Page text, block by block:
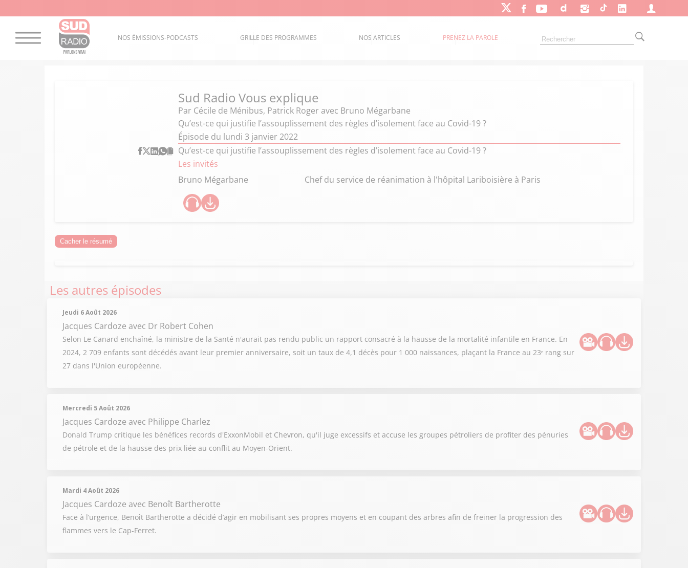
NOS ÉMISSIONS-PODCASTS GRILLE DES PROGRAMMES NOS ARTICLES PRENEZ LA PAROLE
Sud Radio Vous explique
Par Cécile de Ménibus, Patrick Roger avec Bruno Mégarbane
Qu’est-ce qui justifie l’assouplissement des règles d’isolement face au Covid-19 ?
Épisode du lundi 3 janvier 2022
Qu’est-ce qui justifie l’assouplissement des règles d’isolement face au Covid-19 ?
Les invités
Bruno Mégarbane
Chef du service de réanimation à l'hôpital Lariboisière à Paris
Cacher le résumé
Les autres épisodes
Jeudi 6 Août 2026
Jacques Cardoze avec Dr Robert Cohen
Selon Le Canard enchaîné, la ministre de la Santé n'aurait pas rendu public un rapport consacré à la hausse de la mortalité infantile en France. En
2024, 2 709 enfants sont décédés avant leur premier anniversaire, soit un taux de 4,1 décès pour 1 000 naissances, plaçant la France au 23ᵉ rang sur
27 dans l'Union européenne.
Mercredi 5 Août 2026
Jacques Cardoze avec Philippe Charlez
Donald Trump critique les bénéfices records d'ExxonMobil et Chevron, qu'il juge excessifs et accuse les groupes pétroliers de profiter des pénuries
de pétrole et de la hausse des prix liée au conflit au Moyen-Orient.
Mardi 4 Août 2026
Jacques Cardoze avec Benoît Bartherotte
Face à l’urgence, Benoît Bartherotte a décidé d’agir en mobilisant ses propres moyens et en coupant des arbres afin de freiner la progression des
flammes vers le Cap-Ferret.